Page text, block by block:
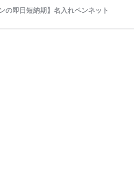
の即日短納期】名入れペンネット